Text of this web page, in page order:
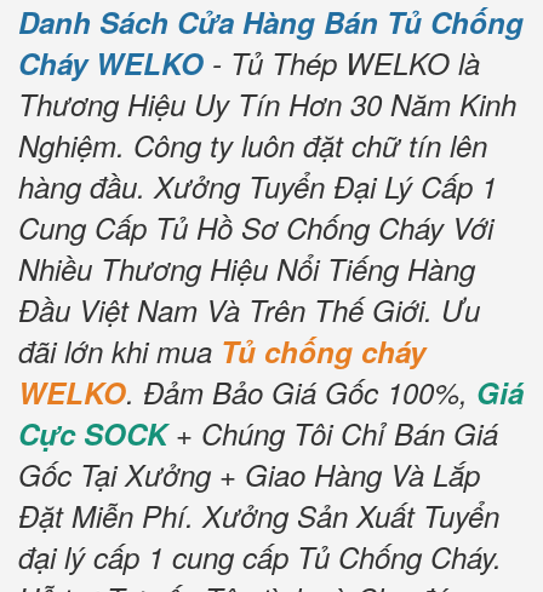
Danh Sách Cửa Hàng Bán Tủ Chống
Cháy WELKO - Tủ Thép WELKO là
Thương Hiệu Uy Tín Hơn 30 Năm Kinh
Nghiệm. Công ty luôn đặt chữ tín lên
hàng đầu. Xưởng Tuyển Đại Lý Cấp 1
Cung Cấp Tủ Hồ Sơ Chống Cháy Với
Nhiều Thương Hiệu Nổi Tiếng Hàng
Đầu Việt Nam Và Trên Thế Giới. Ưu
đãi lớn khi mua Tủ chống cháy
WELKO. Đảm Bảo Giá Gốc 100%, Giá
Cực SOCK+ Chúng Tôi Chỉ Bán Giá
Gốc Tại Xưởng + Giao Hàng Và Lắp
Đặt Miễn Phí. Xưởng Sản Xuất Tuyển
đại lý cấp 1 cung cấp Tủ Chống Cháy.